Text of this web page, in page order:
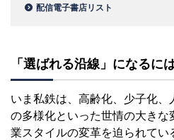
配信電子書店リスト
「選ばれる沿線」になるに
いま私鉄は、高齢化、少子化
の多様化といった世情の大き
業スタイルの変革を迫られてい